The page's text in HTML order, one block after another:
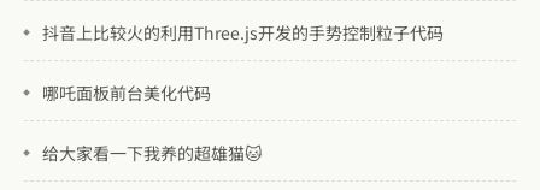
抖音上比较火的利用Three.js开发的手势控制粒子代码
哪吒面板前台美化代码
给大家看一下我养的超雄猫🐱